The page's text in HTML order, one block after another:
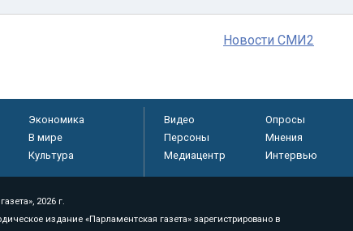
Новости СМИ2
Экономика
В мире
Культура
Видео Опросы
Персоны
Мнения
Медиацентр
Интервью
2026 г.
издание «Парламентская газета» зарегистрировано в